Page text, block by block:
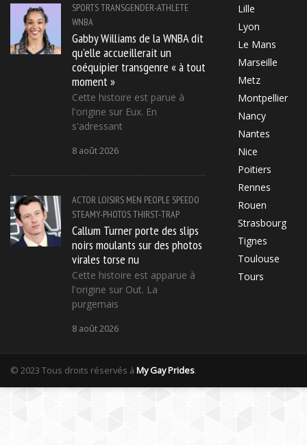
SPORTSTRANSGENDER-ATHLETE
WNBA
Gabby Williams de la WNBA dit
qu'elle accueillerait un
coéquipier transgenre « à tout
moment »
Cette histoire est parue à
l'origine sur Eux. En
s'adressant
8 août 2026
ACTOR LOISIRS MEN PEOPLE SPEEDO
STEAMY-PHOTOSTHIRST-TRAP
Callum Turner porte des slips
noirs moulants sur des photos
virales torse nu
Cette histoire est apparue à
l'origine sur Out. La
purgemais
8 août 2026
Lille
Lyon
Le Mans
Marseille
Metz
Montpellier
Nancy
Nantes
Nice
Poitiers
Rennes
Rouen
Strasbourg
Tignes
Toulouse
Tours
© 2023 Tous droits réservés à My Gay Prides.